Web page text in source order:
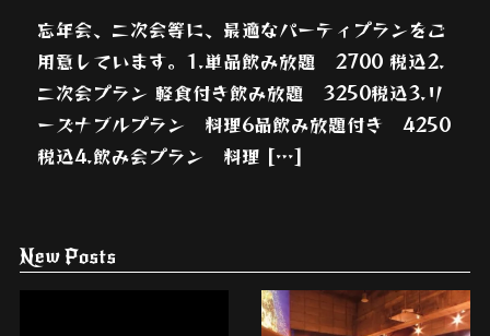
忘年会、二次会等に、最適なパーティプランをご
用意しています。1.単品飲み放題 2700 税込2.
二次会プラン 軽食付き飲み放題 3250税込3.リ
ーズナブルプラン 料理6品飲み放題付き 4250
税込4.飲み会プラン 料理 […]
New Posts